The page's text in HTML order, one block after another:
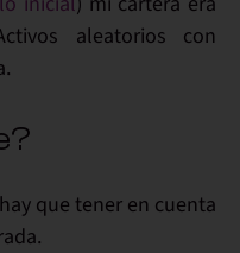
aleatorios con
hay que tener en cuenta
.